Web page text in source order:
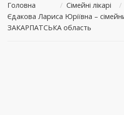
Головна / Сімейні лікарі
/
Єдакова Лариса Юріївна –
ЗАКАРПАТСЬКА область